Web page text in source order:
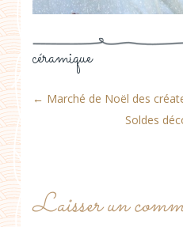
céramique
← Marché de Noël des
Soldes
Laisser un